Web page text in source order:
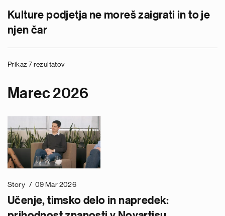
Kulture podjetja ne moreš zaigrati in to je
njen čar
Prikaz 7 rezultatov
Marec 2026
Story 09 Mar 2026
Učenje, timsko delo in napredek: